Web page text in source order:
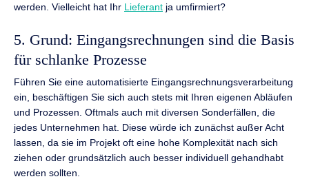
werden. Vielleicht hat Ihr Lieferant ja umfirmiert?
5. Grund: Eingangsrechnungen sind die Basis
für schlanke Prozesse
Führen Sie eine automatisierte Eingangsrechnungsverarbeitung
ein, beschäftigen Sie sich auch stets mit Ihren eigenen Abläufen
und Prozessen. Oftmals auch mit diversen Sonderfällen, die
jedes Unternehmen hat. Diese würde ich zunächst außer Acht
lassen, da sie im Projekt oft eine hohe Komplexität nach sich
ziehen oder grundsätzlich auch besser individuell gehandhabt
werden sollten.